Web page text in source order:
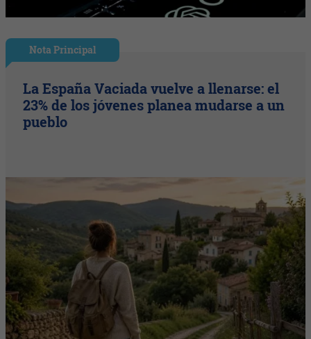
Nota Principal
La España Vaciada vuelve a llenarse: el
23% de los jóvenes planea mudarse a un
pueblo